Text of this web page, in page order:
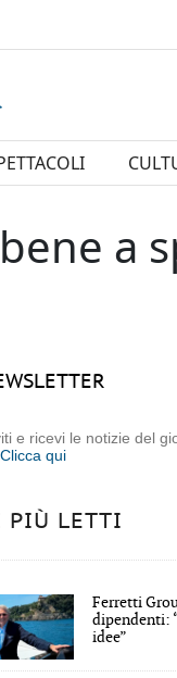
a
e ricevi le notizie del
Clicca qui
PIÙ LETTI
Ferretti
dipendenti:
idee”